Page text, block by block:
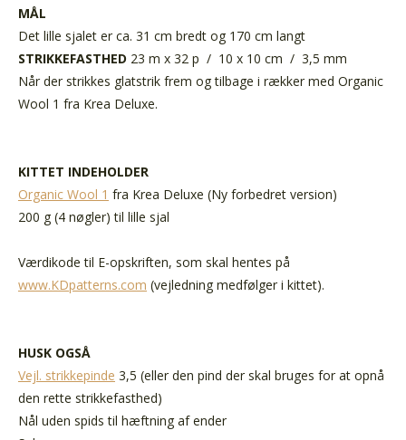
MÅL
Det lille sjalet er ca. 31 cm bredt og 170 cm langt
STRIKKEFASTHED 23 m x 32 p / 10 x 10 cm / 3,5 mm
Når der strikkes glatstrik frem og tilbage i rækker med Organic
Wool 1 fra Krea Deluxe.
KITTET INDEHOLDER
Organic Wool 1 fra Krea Deluxe (Ny forbedret version)
200 g (4 nøgler) til lille sjal
Værdikode til E-opskriften, som skal hentes på
www.KDpatterns.com (vejledning medfølger i kittet).
HUSK OGSÅ
Vejl. strikkepinde 3,5 (eller den pind der skal bruges for at opnå
den rette strikkefasthed)
Nål uden spids til hæftning af ender